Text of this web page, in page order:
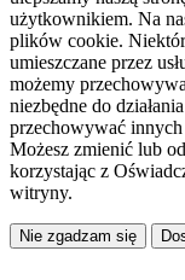
użytkownikiem. Na
plików cookie.
umieszczane przez
możemy
niezbędne do
przechowywać
Możesz zmienić lub
korzystając z
witryny.